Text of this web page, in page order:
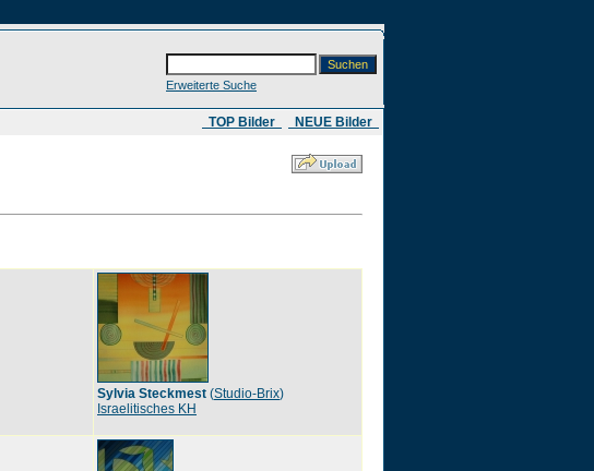
Erweiterte Suche
​ TOP Bilder NEUE Bilder
Sylvia Steckmest (Studio-Brix)
Israelitisches KH